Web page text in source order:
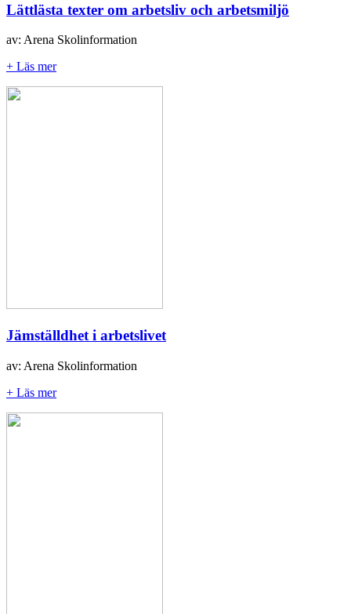
Lättlästa texter om arbetsliv och arbetsmiljö
av: Arena Skolinformation
+ Läs mer
Jämställdhet i arbetslivet
av: Arena Skolinformation
+ Läs mer